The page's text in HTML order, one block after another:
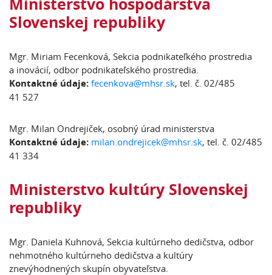
Slovenskej republiky
Mgr. Miriam Fecenková, Sekcia podnikateľkého prostredia
a inovácií, odbor podnikateľského prostredia.
Kontaktné údaje: fecenkova@mhsr.sk, tel. č. 02/485
41 527
Mgr. Milan Ondrejiček, osobný úrad ministerstva
Kontaktné údaje: milan.ondrejicek@mhsr.sk, tel. č. 02/485
41 334
Ministerstvo kultúry Slovenskej
republiky
Mgr. Daniela Kuhnová, Sekcia kultúrneho dedičstva, odbor
nehmotného kultúrneho dedičstva a kultúry
znevýhodnených skupín obyvateľstva.